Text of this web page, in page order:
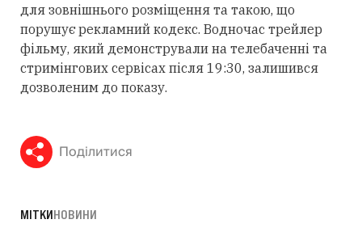
для зовнішнього розміщення та такою, що
порушує рекламний кодекс. Водночас трейлер
фільму, який демонстрували на телебаченні та
стримінгових сервісах після 19:30, залишився
дозволеним до показу.
Поділитися
МІТКИНОВИНИ